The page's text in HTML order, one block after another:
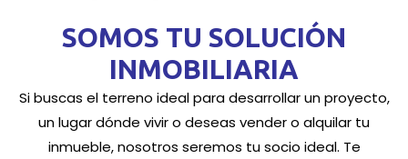
SOMOS TU SOLUCIÓN
INMOBILIARIA
Si buscas el terreno ideal para desarrollar un proyecto,
un lugar dónde vivir o deseas vender o alquilar tu
inmueble, nosotros seremos tu socio ideal. Te